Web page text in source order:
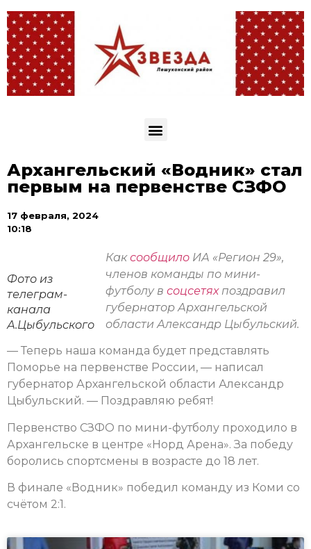
Архангельский «Водник» стал
первым на первенстве СЗФО
17 февраля, 2024
10:18
Фото из
телеграм-
канала
А.Цыбульского
Каксообщило ИА «Регион 29»,
членов команды по мини-
футболу в соцсетяхпоздравил
губернатор Архангельской
области Александр Цыбульский.
— Теперь наша команда будет представлять
Поморье на первенстве России, — написал
губернатор Архангельской области Александр
Цыбульский. — Поздравляю ребят!
Первенство СЗФО по мини-футболу проходило в
Архангельске в центре «Норд Арена». За победу
боролись спортсмены в возрасте до 18 лет.
В финале «Водник» победил команду из Коми со
счётом 2:1.